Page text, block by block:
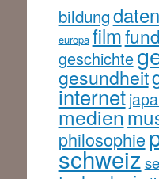
bildung
europa film
geschichte
gesundheit
internet
medien
philosophie
schweiz